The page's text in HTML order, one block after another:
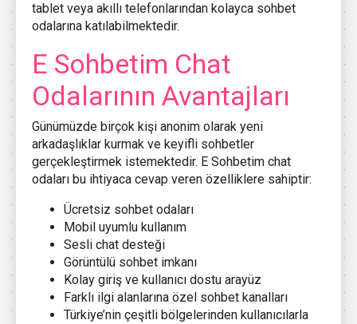
tablet veya akıllı telefonlarından kolayca sohbet
odalarına katılabilmektedir.
E Sohbetim Chat
Odalarının Avantajları
Günümüzde birçok kişi anonim olarak yeni
arkadaşlıklar kurmak ve keyifli sohbetler
gerçekleştirmek istemektedir. E Sohbetim chat
odaları bu ihtiyaca cevap veren özelliklere sahiptir:
Ücretsiz sohbet odaları
Mobil uyumlu kullanım
Sesli chat desteği
Görüntülü sohbet imkanı
Kolay giriş ve kullanıcı dostu arayüz
Farklı ilgi alanlarına özel sohbet kanalları
Türkiye’nin çeşitli bölgelerinden kullanıcılarla